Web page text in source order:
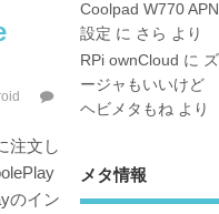
注文し
のイン
Coolpad W770 APN
設定 に さら より
RPi ownCloud に ズ
ージャもいいけど
ヘビメタもねより
メタ情報